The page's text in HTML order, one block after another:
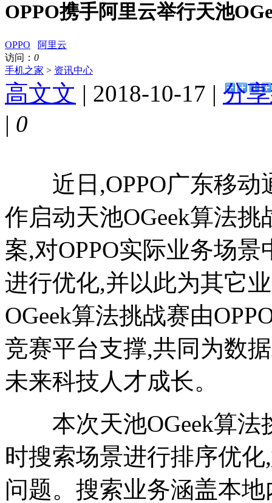
OPPO携手阿里云举行天池
OPPO
阿里云
访问： 0
手机之家 > 资讯中心
高文文 | 2018-10-17 | 分
| 0
近日,OPPO广东移动
作启动天池OGeek算法
案,对OPPO实际业务场景
进行优化,并以此为其它
OGeek算法挑战赛由
竞赛平台支撑,共同为数
未来科技人才成长。
本次天池OGeek算法
时搜索场景进行排序优
问题。搜索业务涵盖本